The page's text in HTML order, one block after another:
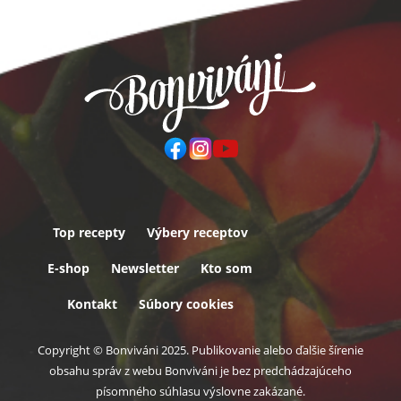
Top recepty Výbery receptov
E-shop Newsletter Kto som
Kontakt Súbory cookies
Copyright © Bonviváni 2025. Publikovanie alebo ďalšie šírenie
obsahu správ z webu Bonviváni je bez predchádzajúceho
písomného súhlasu výslovne zakázané.